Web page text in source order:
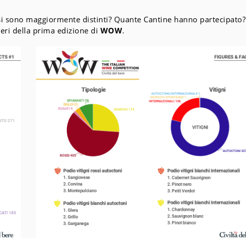
maggiormente distinti? Quante Cantine hanno partecipato?
della prima edizione di WOW.